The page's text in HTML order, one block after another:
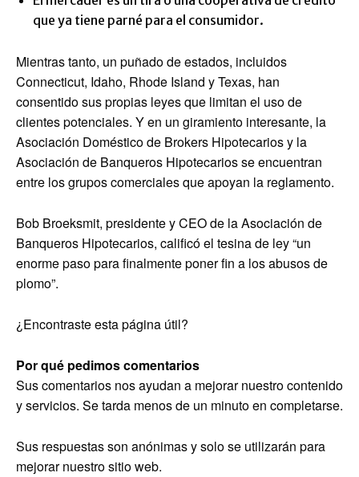
que ya tiene parné para el consumidor.
Mientras tanto, un puñado de estados, incluidos
Connecticut, Idaho, Rhode Island y Texas, han
consentido sus propias leyes que limitan el uso de
clientes potenciales. Y en un giramiento interesante, la
Asociación Doméstico de Brokers Hipotecarios y la
Asociación de Banqueros Hipotecarios se encuentran
entre los grupos comerciales que apoyan la reglamento.
Bob Broeksmit, presidente y CEO de la Asociación de
Banqueros Hipotecarios, calificó el tesina de ley “un
enorme paso para finalmente poner fin a los abusos de
plomo”.
¿Encontraste esta página útil?
Por qué pedimos comentarios
Sus comentarios nos ayudan a mejorar nuestro contenido
y servicios. Se tarda menos de un minuto en completarse.
Sus respuestas son anónimas y solo se utilizarán para
mejorar nuestro sitio web.